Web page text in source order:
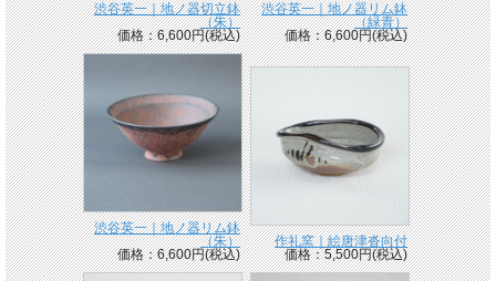
渋谷英一｜地ノ器切立鉢
（朱）
価格：6,600円(税込)
渋谷英一｜地ノ器リム鉢
（緑青）
価格：6,600円(税込)
渋谷英一｜地ノ器リム鉢
（朱）
価格：6,600円(税込)
作礼窯｜絵唐津沓向付
価格：5,500円(税込)